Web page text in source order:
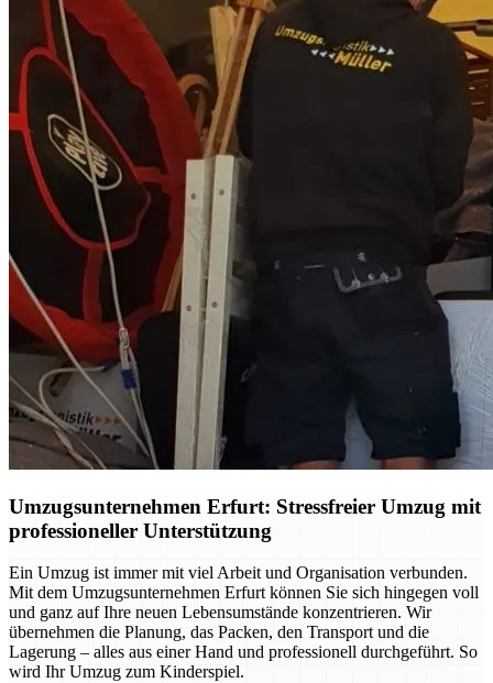
Umzugsunternehmen Erfurt: Stressfreier Umzug mit
professioneller Unterstützung
Ein Umzug ist immer mit viel Arbeit und Organisation verbunden.
Mit dem Umzugsunternehmen Erfurt können Sie sich hingegen voll
und ganz auf Ihre neuen Lebensumstände konzentrieren. Wir
übernehmen die Planung, das Packen, den Transport und die
Lagerung – alles aus einer Hand und professionell durchgeführt. So
wird Ihr Umzug zum Kinderspiel.